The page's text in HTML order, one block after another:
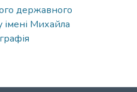
державного
імені Михайла